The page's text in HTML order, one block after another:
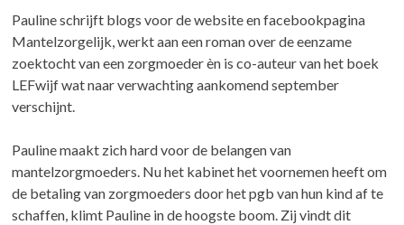
Pauline schrijft blogs voor de website en facebookpagina
Mantelzorgelijk, werkt aan een roman over de eenzame
zoektocht van een zorgmoeder èn is co-auteur van het boek
LEFwijf wat naar verwachting aankomend september
verschijnt.
Pauline maakt zich hard voor de belangen van
mantelzorgmoeders. Nu het kabinet het voornemen heeft om
de betaling van zorgmoeders door het pgb van hun kind af te
schaffen, klimt Pauline in de hoogste boom. Zij vindt dit